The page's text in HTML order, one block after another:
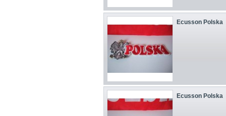
Ecusson Polska
Ecusson Polska